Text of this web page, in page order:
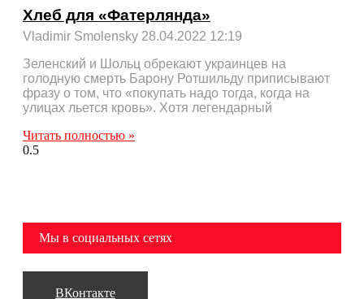
Хлеб для «Фатерлянда»
Vladimir Smolensky 28.04.2022 12:19
Зеленский и Шольц обрекают украинцев на
голодную смерть Барону Ротшильду приписывают
фразу о том, что «покупать надо тогда, когда на
улицах льется кровь». Хотя легендарный
Читать полностью »
Мы в социальных сетях
ВКонтакте